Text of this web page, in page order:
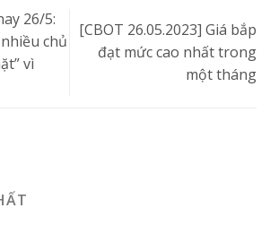
26/5:
chủ
vì
[CBOT 26.05.2023] Giá bắp
đạt mức cao nhất trong
một tháng